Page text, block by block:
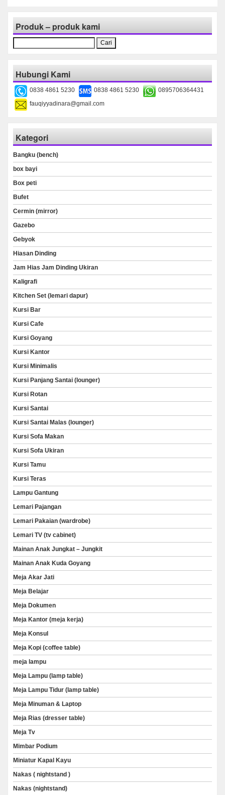
Produk – produk kami
untuk:
Hubungi Kami
0838 4861 5230 0838 4861 5230
0895706364431
fauqiyyadinara@gmail.com
Kategori
Bangku (bench)
box bayi
Box peti
Bufet
Cermin (mirror)
Gazebo
Gebyok
Hiasan Dinding
Jam Hias Jam Dinding Ukiran
Kaligrafi
Kitchen Set (lemari dapur)
Kursi Bar
Kursi Cafe
Kursi Goyang
Kursi Kantor
Kursi Minimalis
Kursi Panjang Santai (lounger)
Kursi Rotan
Kursi Santai
Kursi Santai Malas (lounger)
Kursi Sofa Makan
Kursi Sofa Ukiran
Kursi Tamu
Kursi Teras
Lampu Gantung
Lemari Pajangan
Lemari Pakaian (wardrobe)
Lemari TV (tv cabinet)
Mainan Anak Jungkat – Jungkit
Mainan Anak Kuda Goyang
Meja Akar Jati
Meja Belajar
Meja Dokumen
Meja Kantor (meja kerja)
Meja Konsul
Meja Kopi (coffee table)
meja lampu
Meja Lampu (lamp table)
Meja Lampu Tidur (lamp table)
Meja Minuman & Laptop
Meja Rias (dresser table)
Meja Tv
Mimbar Podium
Miniatur Kapal Kayu
Nakas ( nightstand )
Nakas (nightstand)